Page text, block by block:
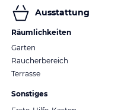
Ausstattung
Räumlichkeiten
Garten
Raucherbereich
Terrasse
Sonstiges